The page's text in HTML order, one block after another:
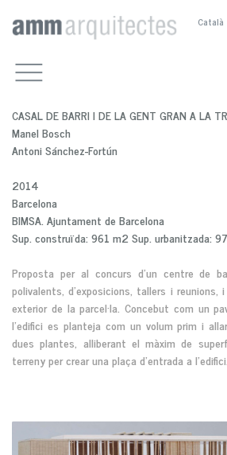
Català
RESIDENCIALS
ESPAI PÚBLIC
SERVEIS
BIOGRAFIA
A. SÁNCHEZ-FORTÚN
M. NOGUÉS
COL·LABORADORS
CONCURSOS I PREMIS
A. SÁNCHEZ-FORTÚN
M. BOSCH
M. NOGUÉS
CASAL DE BARRI I DE LA GENT GRAN A LA
Manel Bosch
Antoni Sánchez-Fortún
2014
Barcelona
BIMSA. Ajuntament de Barcelona
Sup. construïda: 961 m2 Sup. urbanitzada:
Proposta per al concurs d'un centre de
polivalents, d'exposicions, tallers i reunions,
exterior de la parcel·la. Concebut com un
l’edifici es planteja com un volum prim i
dues plantes, alliberant el màxim de
terreny per crear una plaça d’entrada a l'edifici.